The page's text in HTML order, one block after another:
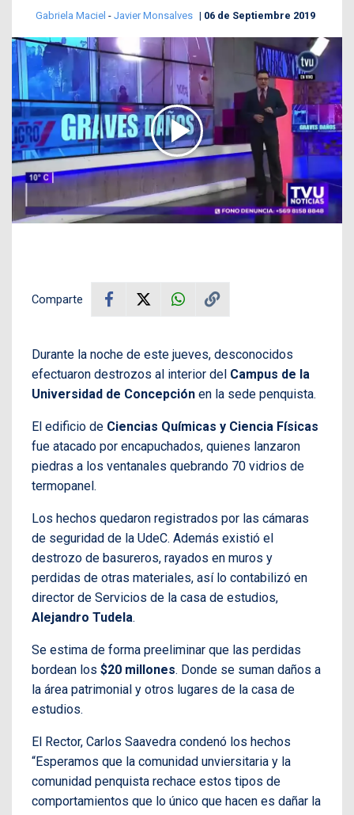
Gabriela Maciel - Javier Monsalves 06 de Septiembre 2019
Comparte
Durante la noche de este jueves, desconocidos
efectuaron destrozos al interior del Campus de la
Universidad de Concepción en la sede penquista.
El edificio de Ciencias Químicas y Ciencia Físicas
fue atacado por encapuchados, quienes lanzaron
piedras a los ventanales quebrando 70 vidrios de
termopanel.
Los hechos quedaron registrados por las cámaras
de seguridad de la UdeC. Además existió el
destrozo de basureros, rayados en muros y
perdidas de otras materiales, así lo contabilizó en
director de Servicios de la casa de estudios,
Alejandro Tudela.
Se estima de forma preeliminar que las perdidas
bordean los $20 millones. Donde se suman daños a
la área patrimonial y otros lugares de la casa de
estudios.
El Rector, Carlos Saavedra condenó los hechos
“Esperamos que la comunidad unviersitaria y la
comunidad penquista rechace estos tipos de
comportamientos que lo único que hacen es dañar la